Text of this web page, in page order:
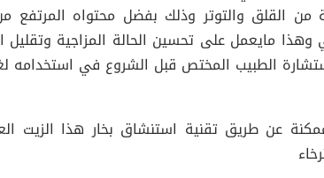
من القلق والتوتر وذلك بفضل محتواه
مايعمل على تحسين الحالة المزاجية
الطبيب المختص قبل الشروع في
عن طريق تقنية استنشاق بخار هذا الزيت